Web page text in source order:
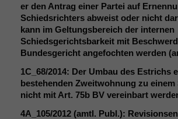
er den Antrag einer Partei auf
Schiedsrichters abweist oder nicht
kann im Geltungsbereich der internen
Schiedsgerichtsbarkeit mit
Bundesgericht angefochten werden
1C_68/2014: Der Umbau des Estrichs
bestehenden Zweitwohnung zu einem
nicht mit Art. 75b BV vereinbart
4A_105/2012 (amtl. Publ.):